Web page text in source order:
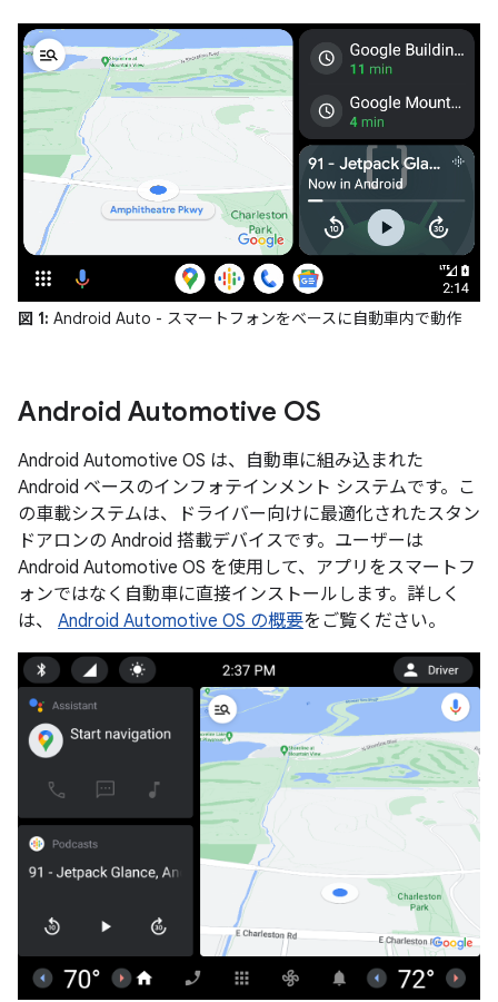
図 1: Android Auto - スマートフォンをベースに自動車内で動作
Android Automotive OS
Android Automotive OS は、自動車に組み込まれた
Android ベースのインフォテインメント システムです。こ
の車載システムは、ドライバー向けに最適化されたスタン
ドアロンの Android 搭載デバイスです。ユーザーは
Android Automotive OS を使用して、アプリをスマートフ
ォンではなく自動車に直接インストールします。詳しく
は、 Android Automotive OS の概要をご覧ください。